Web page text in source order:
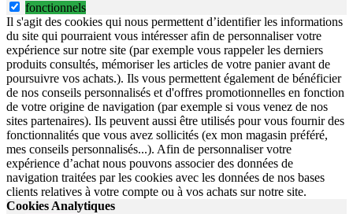
fonctionnels
Il s'agit des cookies qui nous permettent d’identifier les informations
du site qui pourraient vous intéresser afin de personnaliser votre
expérience sur notre site (par exemple vous rappeler les derniers
produits consultés, mémoriser les articles de votre panier avant de
poursuivre vos achats.). Ils vous permettent également de bénéficier
de nos conseils personnalisés et d'offres promotionnelles en fonction
de votre origine de navigation (par exemple si vous venez de nos
sites partenaires). Ils peuvent aussi être utilisés pour vous fournir des
fonctionnalités que vous avez sollicités (ex mon magasin préféré,
mes conseils personnalisés...). Afin de personnaliser votre
expérience d’achat nous pouvons associer des données de
navigation traitées par les cookies avec les données de nos bases
clients relatives à votre compte ou à vos achats sur notre site.
Cookies Analytiques